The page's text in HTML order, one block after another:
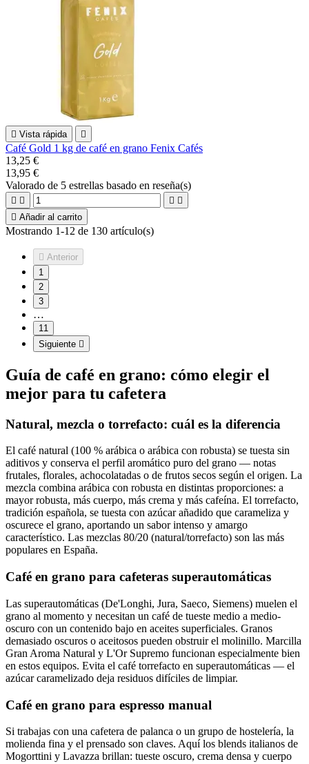
 Vista rápida 
Café Gold 1 kg de café en grano Fenix Cafés
13,25 €
13,95 €
Valorado de 5 estrellas basado en reseña(s)
   
 Añadir al carrito
Mostrando 1-12 de 130 artículo(s)
 Anterior
1
2
3
…
11
Siguiente 
Guía de café en grano: cómo elegir el
mejor para tu cafetera
Natural, mezcla o torrefacto: cuál es la diferencia
El café natural (100 % arábica o arábica con robusta) se tuesta sin
aditivos y conserva el perfil aromático puro del grano — notas
frutales, florales, achocolatadas o de frutos secos según el origen. La
mezcla combina arábica con robusta en distintas proporciones: a
mayor robusta, más cuerpo, más crema y más cafeína. El torrefacto,
tradición española, se tuesta con azúcar añadido que carameliza y
oscurece el grano, aportando un sabor intenso y amargo
característico. Las mezclas 80/20 (natural/torrefacto) son las más
populares en España.
Café en grano para cafeteras superautomáticas
Las superautomáticas (De'Longhi, Jura, Saeco, Siemens) muelen el
grano al momento y necesitan un café de tueste medio a medio-
oscuro con un contenido bajo en aceites superficiales. Granos
demasiado oscuros o aceitosos pueden obstruir el molinillo. Marcilla
Gran Aroma Natural y L'Or Supremo funcionan especialmente bien
en estos equipos. Evita el café torrefacto en superautomáticas — el
azúcar caramelizado deja residuos difíciles de limpiar.
Café en grano para espresso manual
Si trabajas con una cafetera de palanca o un grupo de hostelería, la
molienda fina y el prensado son claves. Aquí los blends italianos de
Mogorttini y Lavazza brillan: tueste oscuro, crema densa y cuerpo